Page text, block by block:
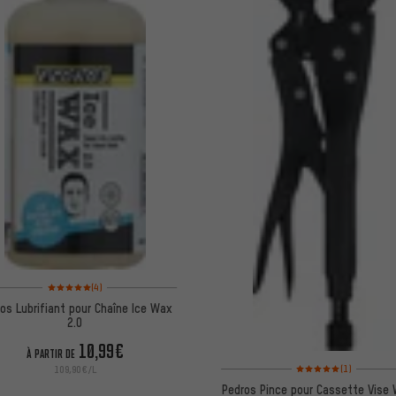
Note moyenne : 5 sur 5 d'après 4 avis
(4)
Lubrifiant pour Chaîne Ice Wax
2.0
À PARTIR DE 10,99€
109,90€/L Note moyenne : 5 sur 5
(1)
Pedros Pince pour Cassette Vise